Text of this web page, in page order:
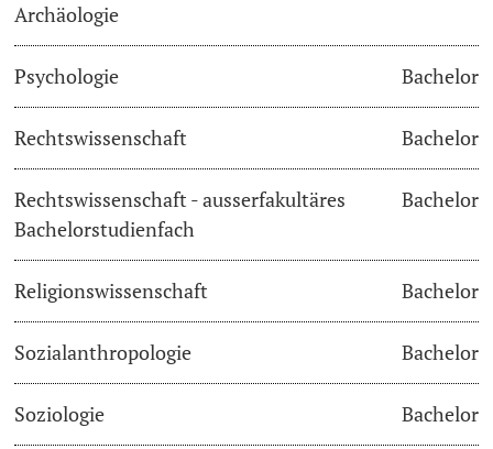
Archäologie
Psychologie Bachelor
Rechtswissenschaft Bachelor
Rechtswissenschaft - ausserfakultäres
Bachelorstudienfach
Bachelor
Religionswissenschaft Bachelor
Sozialanthropologie Bachelor
Soziologie Bachelor